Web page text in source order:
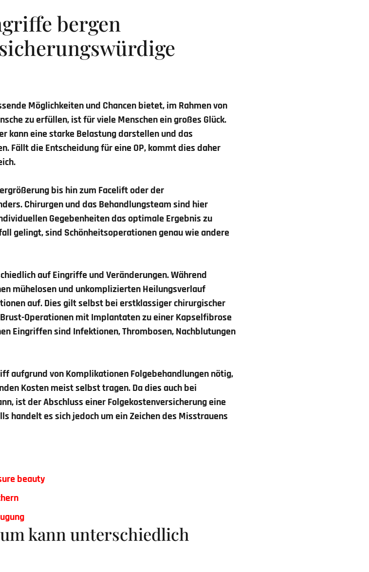
bergen
Möglichkeiten und Chancen bietet, im Rahmen von
zu erfüllen, ist für viele Menschen ein großes Glück.
kann eine starke Belastung darstellen und das
Fällt die Entscheidung für eine OP, kommt dies daher
bis hin zum Facelift oder der
Chirurgen und das Behandlungsteam sind hier
Gegebenheiten das optimale Ergebnis zu
gelingt, sind Schönheitsoperationen genau wie andere
auf Eingriffe und Veränderungen. Während
mühelosen und unkomplizierten Heilungsverlauf
auf. Dies gilt selbst bei erstklassiger chirurgischer
Operationen mit Implantaten zu einer Kapselfibrose
Eingriffen sind Infektionen, Thrombosen, Nachblutungen
aufgrund von Komplikationen Folgebehandlungen nötig,
Kosten meist selbst tragen. Da dies auch bei
ist der Abschluss einerFolgekostenversicherungeine
handelt es sich jedoch um ein Zeichen des Misstrauens
beauty
kann unterschiedlich